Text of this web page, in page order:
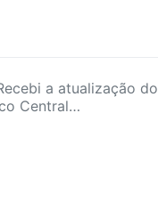
a atualização do
Central…